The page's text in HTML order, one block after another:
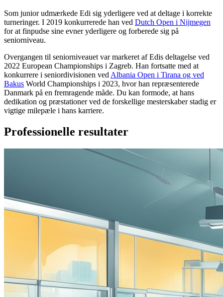
Som junior udmærkede Edi sig yderligere ved at deltage i korrekte
turneringer. I 2019 konkurrerede han ved Dutch Open i Nijmegen
for at finpudse sine evner yderligere og forberede sig på
seniorniveau.
Overgangen til seniorniveauet var markeret af Edis deltagelse ved
2022 European Championships i Zagreb. Han fortsatte med at
konkurrere i seniordivisionen ved Albania Open i Tirana og ved
Bakus World Championships i 2023, hvor han repræsenterede
Danmark på en fremragende måde. Du kan formode, at hans
dedikation og præstationer ved de forskellige mesterskaber stadig er
vigtige milepæle i hans karriere.
Professionelle resultater